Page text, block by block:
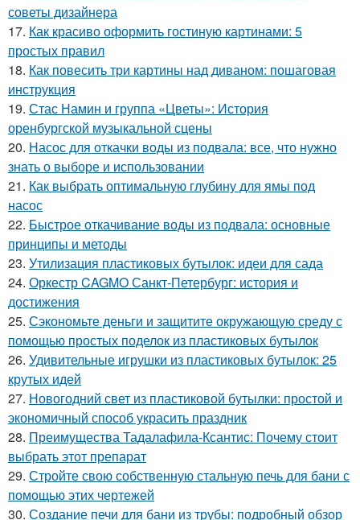
советы дизайнера
17. Как красиво оформить гостиную картинами: 5
простых правил
18. Как повесить три картины над диваном: пошаговая
инструкция
19. Стас Намин и группа «Цветы»: История
оренбургской музыкальной сцены
20. Насос для откачки воды из подвала: все, что нужно
знать о выборе и использовании
21. Как выбрать оптимальную глубину для ямы под
насос
22. Быстрое откачивание воды из подвала: основные
принципы и методы
23. Утилизация пластиковых бутылок: идеи для сада
24. Оркестр CAGMO Санкт-Петербург: история и
достижения
25. Сэкономьте деньги и защитите окружающую среду с
помощью простых поделок из пластиковых бутылок
26. Удивительные игрушки из пластиковых бутылок: 25
крутых идей
27. Новогодний свет из пластиковой бутылки: простой и
экономичный способ украсить праздник
28. Преимущества Тадалафила-Ксантис: Почему стоит
выбрать этот препарат
29. Стройте свою собственную стальную печь для бани с
помощью этих чертежей
30. Создание печи для бани из трубы: подробный обзор